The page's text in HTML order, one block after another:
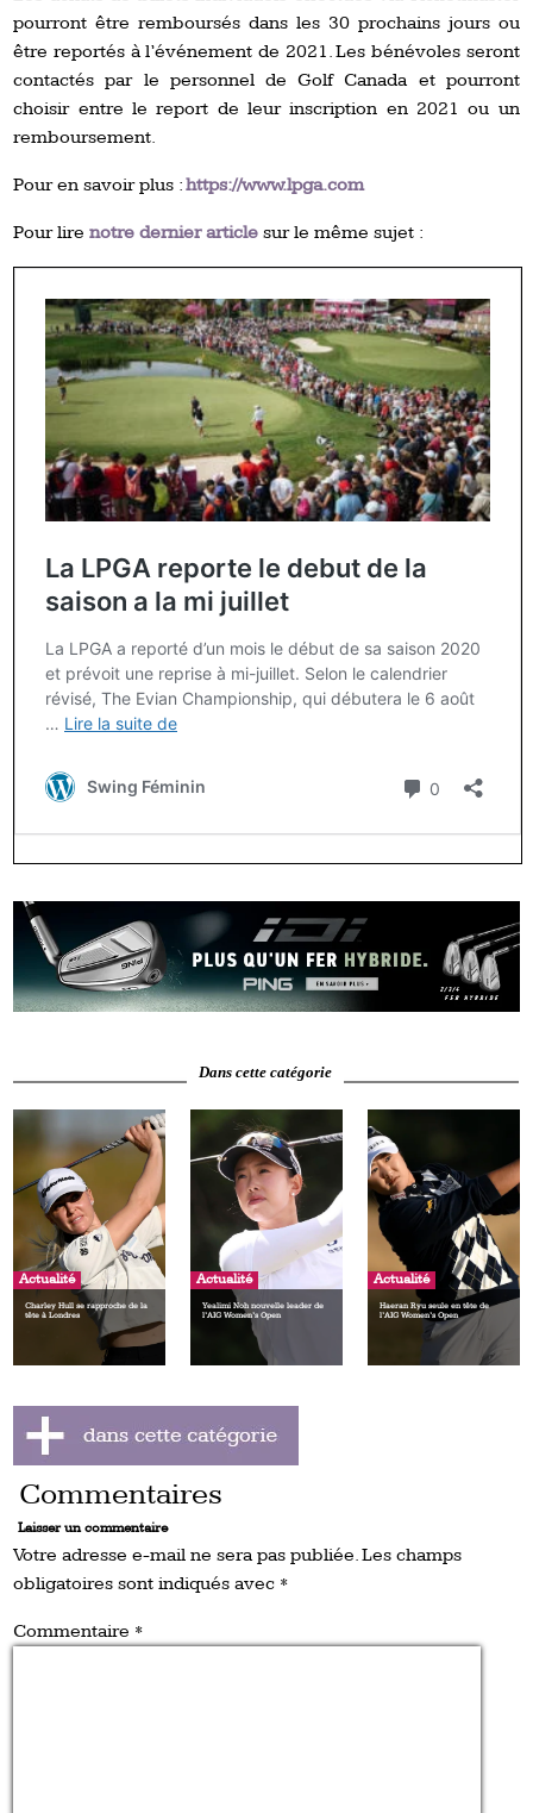
pourront être remboursés dans les 30 prochains jours ou
être reportés à l’événement de 2021. Les bénévoles seront
contactés par le personnel de Golf Canada et pourront
choisir entre le report de leur inscription en 2021 ou un
remboursement.
Pour en savoir plus :https://www.lpga.com
Pour lirenotre dernier article sur le même sujet :
Dans cette catégorie
Actualité
Charley Hull se rapproche de la
tête à Londres
Actualité
Yealimi Noh nouvelle leader de
l’AIG Women’s Open
Actualité
Haeran Ryu seule en tête de
l’AIG Women’s Open
Commentaires
Laisser un commentaire
Votre adresse e-mail ne sera pas publiée.Les champs
obligatoires sont indiqués avec *
Commentaire *